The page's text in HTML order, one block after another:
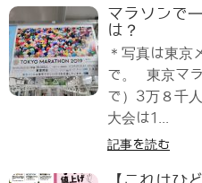
マラソンで
は？
＊写真は東京
で。 東京マ
で）3万８千
大会は1...
記事を読む